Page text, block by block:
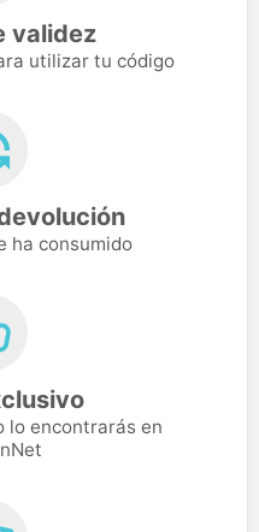
validez
utilizar tu código
ha consumido
lo encontrarás en